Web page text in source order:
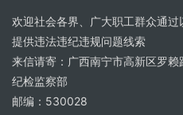
欢迎社会各界、广大职工群众通
提供违法违纪违规问题线索
来信请寄：广西南宁市高新区罗
纪检监察部
邮编：530028